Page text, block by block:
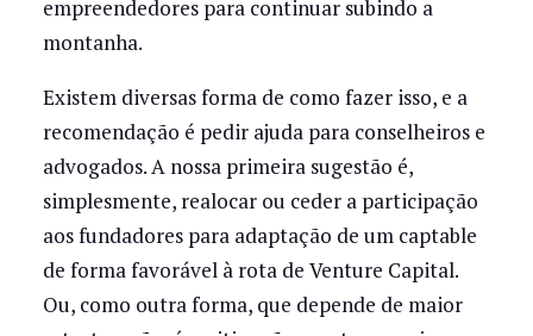
empreendedores para continuar subindo a
montanha.
Existem diversas forma de como fazer isso, e a
recomendação é pedir ajuda para conselheiros e
advogados. A nossa primeira sugestão é,
simplesmente, realocar ou ceder a participação
aos fundadores para adaptação de um captable
de forma favorável à rota de Venture Capital.
Ou, como outra forma, que depende de maior